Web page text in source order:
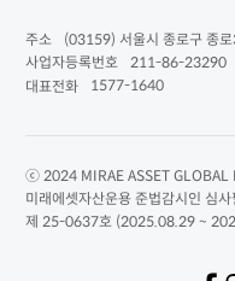
주소
(03159) 서울시 종로구 종
사업자등록번호
211-86-23290
대표전화
1577-1640
ⓒ 2024 MIRAE ASSET GLOBAL
미래에셋자산운용 준법감시인 심사
제 25-0637호 (2025.08.29 ~